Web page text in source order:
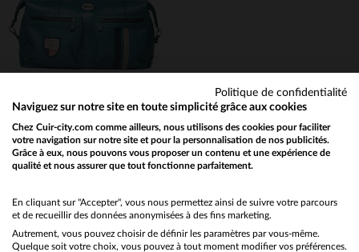
STEVE MCQUEEN
TOUTES SAISONS
Would you like to be redirected to our English site?
No
Yes
Politique de confidentialité
Naviguez sur notre site en toute simplicité grâce aux cookies
Chez Cuir-city.com comme ailleurs, nous utilisons des cookies pour faciliter
votre navigation sur notre site et pour la personnalisation de nos publicités.
Grâce à eux, nous pouvons vous proposer un contenu et une expérience de
qualité et nous assurer que tout fonctionne parfaitement.
En cliquant sur "Accepter", vous nous permettez ainsi de suivre votre parcours
et de recueillir des données anonymisées à des fins marketing.
Autrement, vous pouvez choisir de définir les paramètres par vous-même.
Quelque soit votre choix, vous pouvez à tout moment modifier vos préférences.